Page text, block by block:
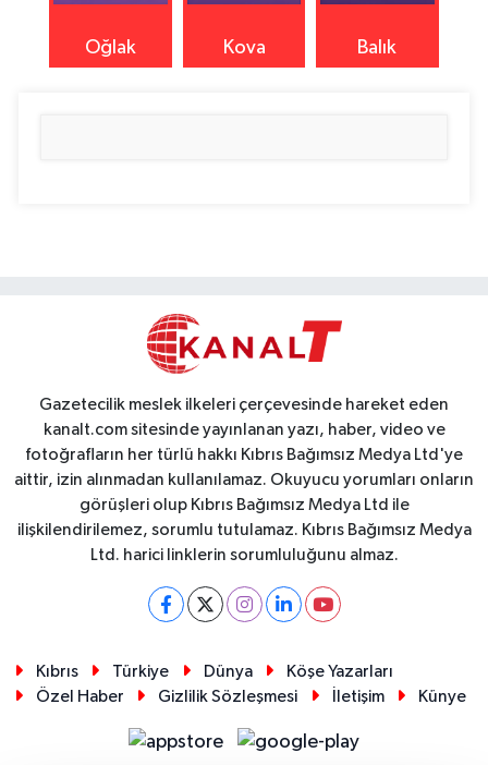
Oğlak Kova Balık
Gazetecilik meslek ilkeleri çerçevesinde hareket eden
kanalt.com sitesinde yayınlanan yazı, haber, video ve
fotoğrafların her türlü hakkı Kıbrıs Bağımsız Medya Ltd'ye
aittir, izin alınmadan kullanılamaz. Okuyucu yorumları onların
görüşleri olup Kıbrıs Bağımsız Medya Ltd ile
ilişkilendirilemez, sorumlu tutulamaz. Kıbrıs Bağımsız Medya
Ltd. harici linklerin sorumluluğunu almaz.
Kıbrıs Türkiye Dünya
Köşe Yazarları
Özel Haber
Gizlilik Sözleşmesi İletişim Künye